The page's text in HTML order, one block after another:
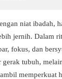
niat ibadah,
jernih. Dalam
fokus, dan
tubuh,
memperkuat